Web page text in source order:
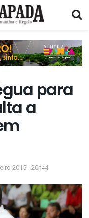
para
a
2015 - 20h44